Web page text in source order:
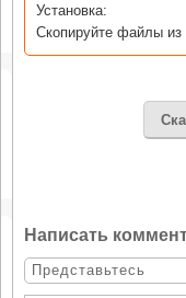
Установка:
Скопируйте файлы из
Написать